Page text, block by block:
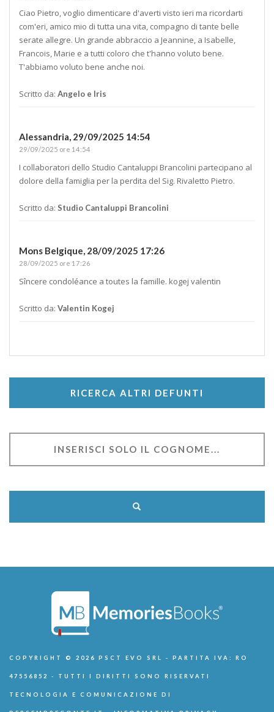
Ciao Pietro, voglio dimenticare d'averti visto ieri ma ricordarti
com'eri, amico mio di tutta una vita, compagno di tante belle
serate allegre. Un grande abbraccio a Jeannine, a Isabelle,
Francois, Marie e a tutti coloro che t'hanno voluto bene.
T'abbiamo voluto bene anche noi.
Scritto da: Angelo e Iris
Alessandria, 29/09/2025 14:54
29/09/2025 ore 14:54
I collaboratori dello Studio Cantaluppi Brancolini partecipano al
dolore della famiglia per la perdita del Sig. Rivaletto Pietro.
Scritto da: Studio Cantaluppi Brancolini
Mons Belgique, 28/09/2025 17:26
28/09/2025 ore 17:26
Sîncere condoléance a toutes la famille. kogej valentin
Scritto da: Valentin Kogej
RICERCA ALTRI DEFUNTI
COPYRIGHT © 2026 PSCT EVO SRL - PARTITA IVA: RO
47556852 - TUTTI I DIRITTI SONO RISERVATI
TECNOLOGIA E COMUNICAZIONE DI